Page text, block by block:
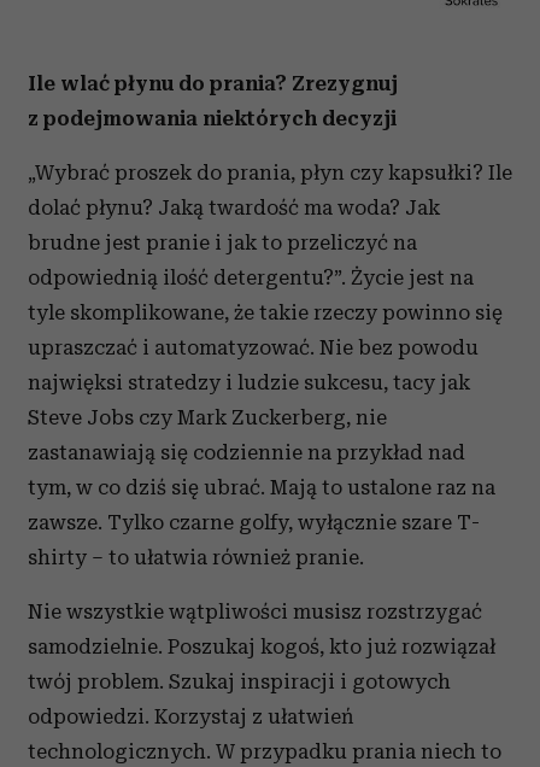
Ile wlać płynu do prania? Zrezygnuj
z podejmowania niektórych decyzji
„Wybrać proszek do prania, płyn czy kapsułki? Ile
dolać płynu? Jaką twardość ma woda? Jak
brudne jest pranie i jak to przeliczyć na
odpowiednią ilość detergentu?”. Życie jest na
tyle skomplikowane, że takie rzeczy powinno się
upraszczać i automatyzować. Nie bez powodu
najwięksi stratedzy i ludzie sukcesu, tacy jak
Steve Jobs czy Mark Zuckerberg, nie
zastanawiają się codziennie na przykład nad
tym, w co dziś się ubrać. Mają to ustalone raz na
zawsze. Tylko czarne golfy, wyłącznie szare T-
shirty – to ułatwia również pranie.
Nie wszystkie wątpliwości musisz rozstrzygać
samodzielnie. Poszukaj kogoś, kto już rozwiązał
twój problem. Szukaj inspiracji i gotowych
odpowiedzi. Korzystaj z ułatwień
technologicznych. W przypadku prania niech to